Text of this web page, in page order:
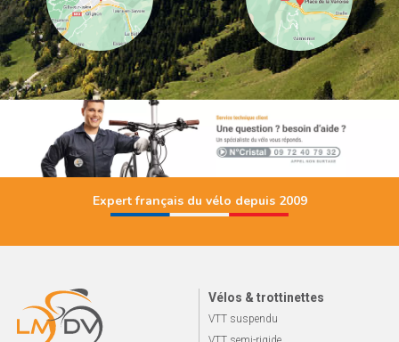
Expert français du vélo depuis 2009
Vélos & trottinettes
VTT suspendu